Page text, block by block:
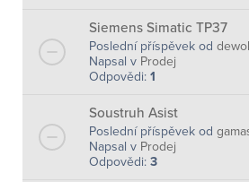
Siemens Simatic TP37
Poslední příspěvek od
Napsal v Prodej
Odpovědi: 1
Soustruh Asist
Poslední příspěvek od
Napsal v Prodej
Odpovědi: 3